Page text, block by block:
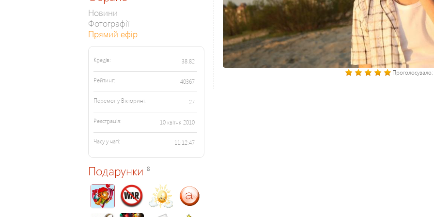
Новини
Фотографії
Прямий ефір
Кредів: 38.82
Рейтинг: 40367
Перемог у Вікторині: 27
Реєстрація: 10 квітня 2010
Часу у чаті: 11:12:47
Подарунки 8
Проголосувало: